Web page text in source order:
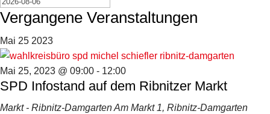
Vergangene Veranstaltungen
Mai 25 2023
Mai 25, 2023 @ 09:00 - 12:00
SPD Infostand auf dem Ribnitzer Markt
Markt - Ribnitz-DamgartenAm Markt 1, Ribnitz-Damgarten